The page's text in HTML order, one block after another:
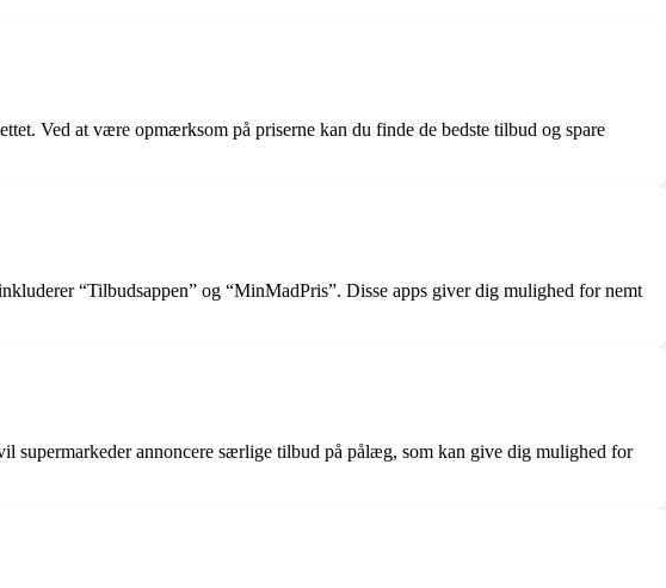
Ved at være opmærksom på priserne kan du finde de bedste tilbud og spare
“Tilbudsappen” og “MinMadPris”. Disse apps giver dig mulighed for nemt
supermarkeder annoncere særlige tilbud på pålæg, som kan give dig mulighed for